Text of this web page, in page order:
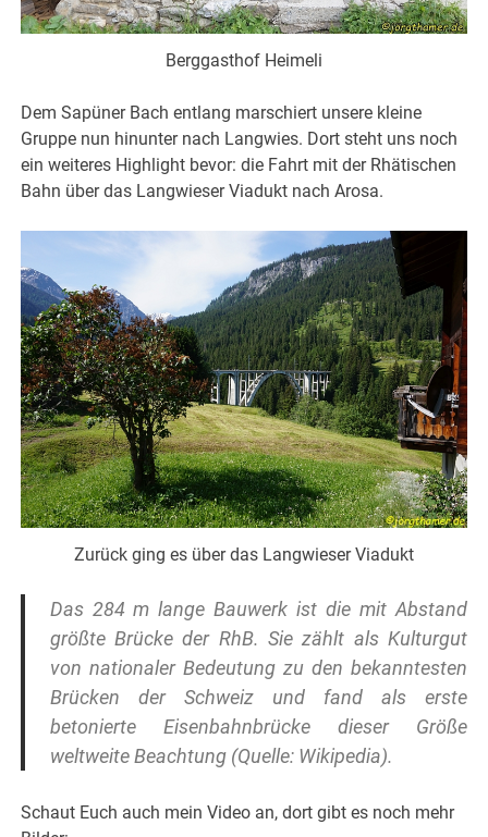
Berggasthof Heimeli
Dem Sapüner Bach entlang marschiert unsere kleine
Gruppe nun hinunter nach Langwies. Dort steht uns noch
ein weiteres Highlight bevor: die Fahrt mit der Rhätischen
Bahn über das Langwieser Viadukt nach Arosa.
Zurück ging es über das Langwieser Viadukt
Das 284 m lange Bauwerk ist die mit Abstand
größte Brücke der RhB. Sie zählt als Kulturgut
von nationaler Bedeutung zu den bekanntesten
Brücken der Schweiz und fand als erste
betonierte Eisenbahnbrücke dieser Größe
weltweite Beachtung (Quelle: Wikipedia).
Schaut Euch auch mein Video an, dort gibt es noch mehr